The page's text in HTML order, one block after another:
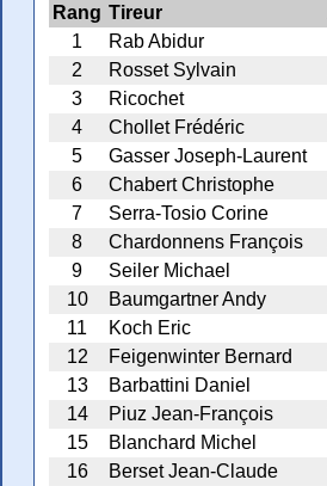
Rang Tireur
1
Rab Abidur
2
Rosset Sylvain
3
Ricochet
4
Chollet Frédéric
5
Gasser Joseph-Laurent
6
Chabert Christophe
7
Serra-Tosio Corine
8
Chardonnens François
9
Seiler Michael
10
Baumgartner Andy
11
Koch Eric
12
Feigenwinter Bernard
13
Barbattini Daniel
14
Piuz Jean-François
15
Blanchard Michel
16
Berset Jean-Claude